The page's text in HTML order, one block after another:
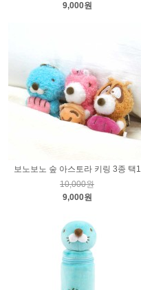
9,000원
보노보노 숲 아스토라 키링 3종 택1
10,000원
9,000원